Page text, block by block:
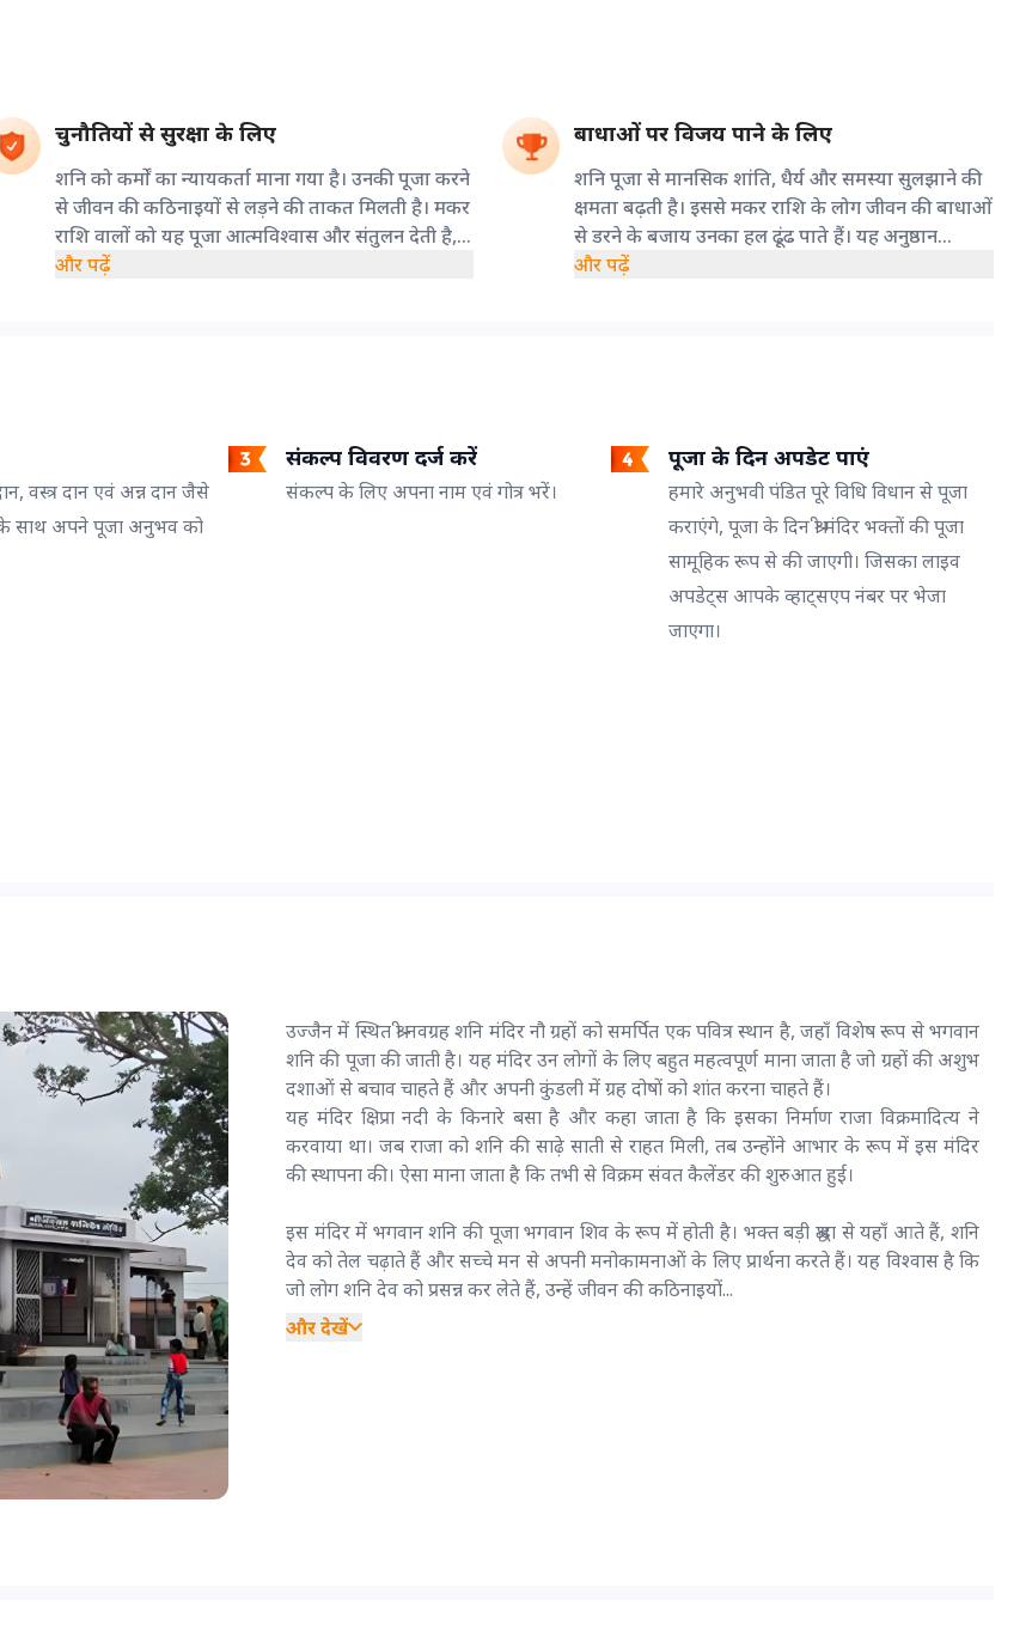
चुनौतियों से सुरक्षा के लिए
शनि को कर्मों का न्यायकर्ता माना गया है। उनकी पूजा करने
से जीवन की कठिनाइयों से लड़ने की ताकत मिलती है। मकर
राशि वालों को यह पूजा आत्मविश्वास और संतुलन देती है,
जिससे वे कठिन समय में भी डटकर खड़े रह सकते हैं।
और पढ़ें
बाधाओं पर विजय पाने के लिए
शनि पूजा से मानसिक शांति, धैर्य और समस्या सुलझाने की
क्षमता बढ़ती है। इससे मकर राशि के लोग जीवन की बाधाओं
से डरने के बजाय उनका हल ढूंढ पाते हैं। यह अनुष्ठान
नकारात्मक ऊर्जा को दूर कर सफलता के नए रास्ते खोलता
और पढ़ें
वस्त्र दान एवं अन्न दान जैसे
साथ अपने पूजा अनुभव को
संकल्प विवरण दर्ज करें
संकल्प के लिए अपना नाम एवं गोत्र भरें।
पूजा के दिन अपडेट पाएं
हमारे अनुभवी पंडित पूरे विधि विधान से पूजा
कराएंगे, पूजा के दिन श्री मंदिर भक्तों की पूजा
सामूहिक रूप से की जाएगी। जिसका लाइव
अपडेट्स आपके व्हाट्सएप नंबर पर भेजा
जाएगा।
उज्जैन में स्थित श्री नवग्रह शनि मंदिर नौ ग्रहों को समर्पित एक पवित्र स्थान है, जहाँ विशेष रूप से भगवान
शनि की पूजा की जाती है। यह मंदिर उन लोगों के लिए बहुत महत्वपूर्ण माना जाता है जो ग्रहों की अशुभ
दशाओं से बचाव चाहते हैं और अपनी कुंडली में ग्रह दोषों को शांत करना चाहते हैं।
यह मंदिर क्षिप्रा नदी के किनारे बसा है और कहा जाता है कि इसका निर्माण राजा विक्रमादित्य ने
करवाया था। जब राजा को शनि की साढ़े साती से राहत मिली, तब उन्होंने आभार के रूप में इस मंदिर
की स्थापना की। ऐसा माना जाता है कि तभी से विक्रम संवत कैलेंडर की शुरुआत हुई।
इस मंदिर में भगवान शनि की पूजा भगवान शिव के रूप में होती है। भक्त बड़ी श्रद्धा से यहाँ आते हैं, शनि
देव को तेल चढ़ाते हैं और सच्चे मन से अपनी मनोकामनाओं के लिए प्रार्थना करते हैं। यह विश्वास है कि
जो लोग शनि देव को प्रसन्न कर लेते हैं, उन्हें जीवन की कठिनाइयों...
और देखें